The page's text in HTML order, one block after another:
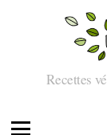
Recettes